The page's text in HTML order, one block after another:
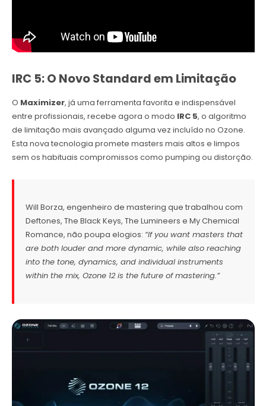
IRC 5: O Novo Standard em Limitação
O Maximizer, já uma ferramenta favorita e indispensável
entre profissionais, recebe agora o modo IRC 5, o algoritmo
de limitação mais avançado alguma vez incluído no Ozone.
Esta nova tecnologia promete masters mais altos e limpos
sem os habituais compromissos como pumping ou distorção.
Will Borza, engenheiro de mastering que trabalhou com
Deftones, The Black Keys, The Lumineers e My Chemical
Romance, não poupa elogios: “If you want masters that
are both louder and more dynamic, while also reaching
into the tone, dynamics, and individual instruments
within the mix, Ozone 12 is the future of mastering.”